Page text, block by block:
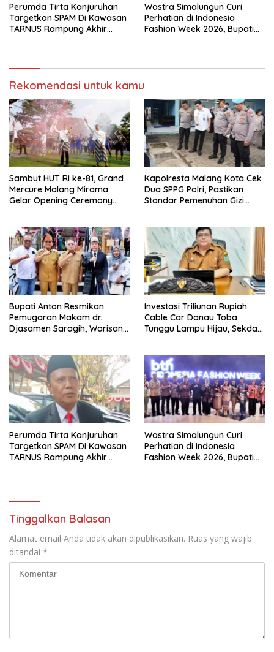
Perumda Tirta Kanjuruhan
Targetkan SPAM Di Kawasan
TARNUS Rampung Akhir
Wastra Simalungun Curi
Perhatian di Indonesia
Fashion Week 2026, Bupati
Rekomendasi untuk kamu
Sambut HUT RI ke-81, Grand
Mercure Malang Mirama
Gelar Opening Ceremony
Kapolresta Malang Kota Cek
Dua SPPG Polri, Pastikan
Standar Pemenuhan Gizi
Bupati Anton Resmikan
Pemugaran Makam dr.
Djasamen Saragih, Warisan
Mendatang
Investasi Triliunan Rupiah
Cable Car Danau Toba
Tunggu Lampu Hijau, Sekda
Perumda Tirta Kanjuruhan
Targetkan SPAM Di Kawasan
TARNUS Rampung Akhir
Wastra Simalungun Curi
Perhatian di Indonesia
Fashion Week 2026, Bupati
Tinggalkan Balasan
Alamat email Anda tidak akan dipublikasikan. Ruas yang wajib
ditandai *